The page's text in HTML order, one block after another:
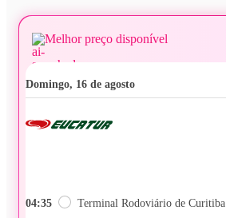
Melhor preço disponível
domingo, 16 de agosto
04:35 Terminal Rodoviário de Curitiba